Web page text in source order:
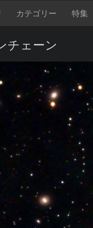
カテゴリー 特集
チェーン